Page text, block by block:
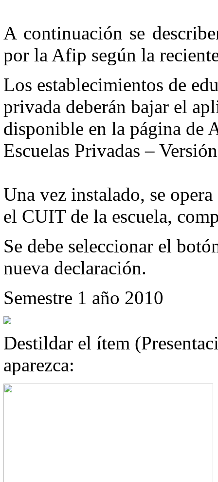
A continuación se
por la Afip según la
Los establecimientos de
privada deberán bajar el
disponible en la página de
Escuelas Privadas –
Una vez instalado, se
el CUIT de la escuela,
Se debe seleccionar el
nueva declaración.
Semestre 1 año 2010
Destildar el ítem
aparezca: